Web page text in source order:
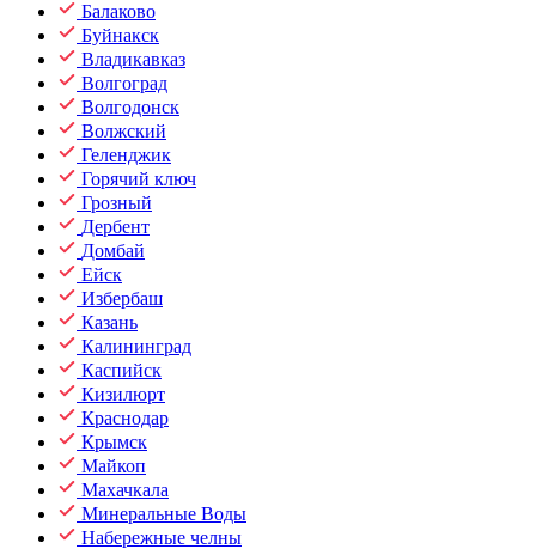
Балаково
Буйнакск
Владикавказ
Волгоград
Волгодонск
Волжский
Геленджик
Горячий ключ
Грозный
Дербент
Домбай
Ейск
Избербаш
Казань
Калининград
Каспийск
Кизилюрт
Краснодар
Крымск
Майкоп
Махачкала
Минеральные Воды
Набережные челны